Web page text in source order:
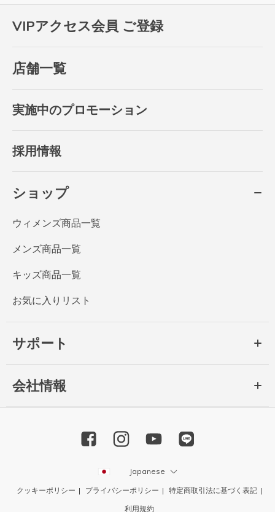
VIPアクセス会員 ご登録
店舗一覧
実施中のプロモーション
採用情報
ショップ
ウィメンズ商品一覧
メンズ商品一覧
キッズ商品一覧
お気に入りリスト
サポート
会社情報
Japanese
クッキーポリシー プライバシーポリシー
特定商取引法に基づく表記
利用規約